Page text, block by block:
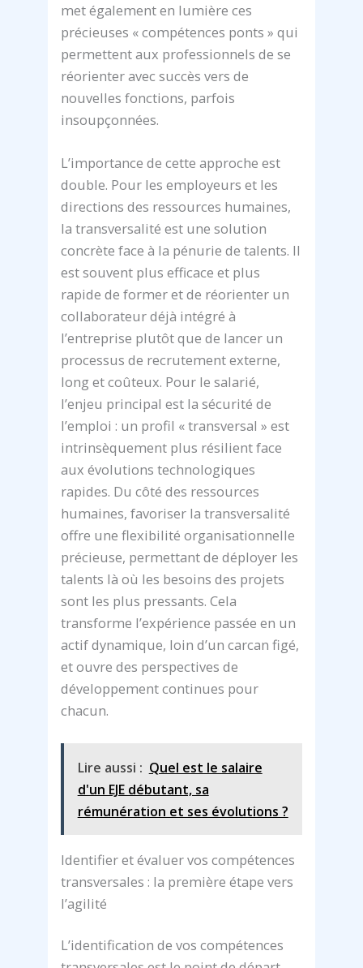
met également en lumière ces
précieuses « compétences ponts » qui
permettent aux professionnels de se
réorienter avec succès vers de
nouvelles fonctions, parfois
insoupçonnées.
L’importance de cette approche est
double. Pour les employeurs et les
directions des ressources humaines,
la transversalité est une solution
concrète face à la pénurie de talents. Il
est souvent plus efficace et plus
rapide de former et de réorienter un
collaborateur déjà intégré à
l’entreprise plutôt que de lancer un
processus de recrutement externe,
long et coûteux. Pour le salarié,
l’enjeu principal est la sécurité de
l’emploi : un profil « transversal » est
intrinsèquement plus résilient face
aux évolutions technologiques
rapides. Du côté des ressources
humaines, favoriser la transversalité
offre une flexibilité organisationnelle
précieuse, permettant de déployer les
talents là où les besoins des projets
sont les plus pressants. Cela
transforme l’expérience passée en un
actif dynamique, loin d’un carcan figé,
et ouvre des perspectives de
développement continues pour
chacun.
Lire aussi : Quel est le salaire
d'un EJE débutant, sa
rémunération et ses évolutions ?
Identifier et évaluer vos compétences
transversales : la première étape vers
l’agilité
L’identification de vos compétences